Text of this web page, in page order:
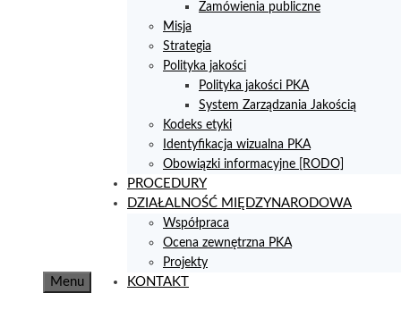
Menu
Zamówienia publiczne
Misja
Strategia
Polityka jakości
Polityka jakości PKA
System Zarządzania Jakością
Kodeks etyki
Identyfikacja wizualna PKA
Obowiązki informacyjne [RODO]
PROCEDURY
DZIAŁALNOŚĆ MIĘDZYNARODOWA
Współpraca
Ocena zewnętrzna PKA
Projekty
KONTAKT